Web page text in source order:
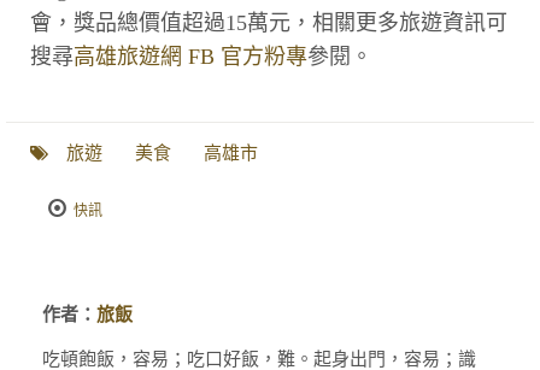
會，獎品總價值超過15萬元，相關更多旅遊資訊可
搜尋高雄旅遊網 FB 官方粉專參閱。
旅遊 美食 高雄市
快訊
作者： 旅飯
吃頓飽飯，容易；吃口好飯，難。起身出門，容易；識